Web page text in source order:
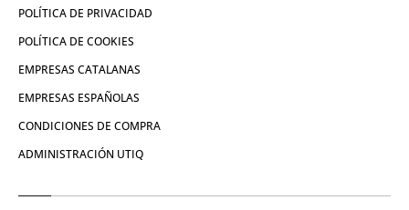
POLÍTICA DE PRIVACIDAD
POLÍTICA DE COOKIES
EMPRESAS CATALANAS
EMPRESAS ESPAÑOLAS
CONDICIONES DE COMPRA
ADMINISTRACIÓN UTIQ